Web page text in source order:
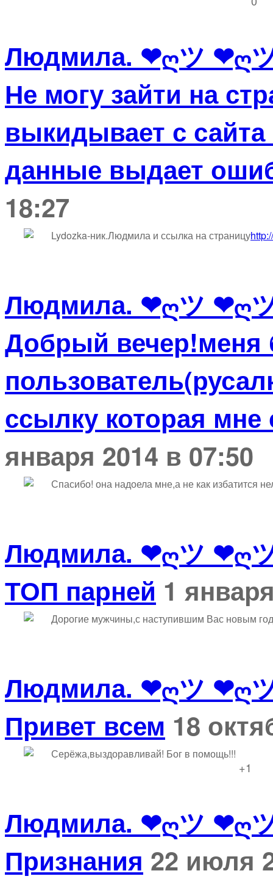
Людмила. ❤ღツ ❤ღ
Не могу зайти на
выкидывает с
данные выдает
18:27
Lydozka-ник.Людмила и ссылка на страницу
Людмила. ❤ღツ ❤ღ
Добрый вечер!меня
ссылку которая
января 2014 в 07:50
Спасибо! она надоела мне,а не как избатится
Людмила. ❤ღツ ❤ღ
ТОП парней 1
Дорогие мужчины,с наступившим Вас новым
Людмила. ❤ღツ ❤ღ
Привет всем 18
Серёжа,выздоравливай! Бог в помощь!!!
+1
Людмила. ❤ღツ ❤ღ
Признания 22 июля